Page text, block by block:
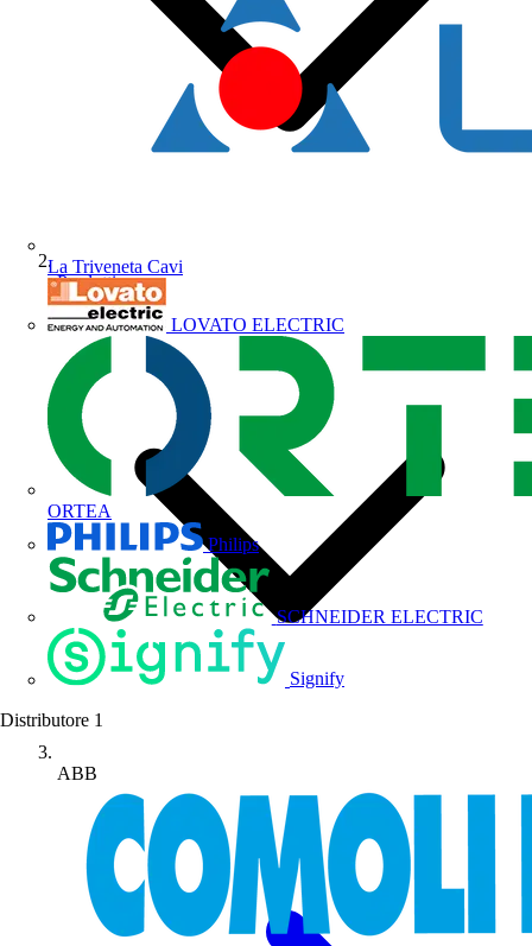
La Triveneta Cavi
LOVATO ELECTRIC
ORTEA
Philips
SCHNEIDER ELECTRIC
Signify
Distributore 1
Prodotti
ABB